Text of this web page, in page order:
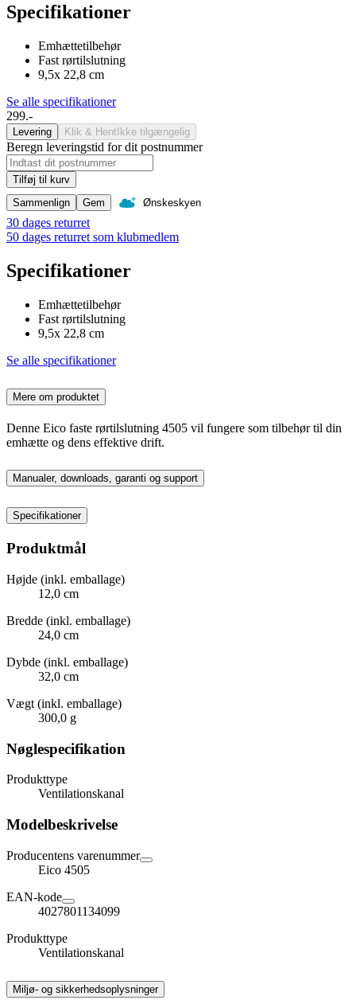
Specifikationer
Emhættetilbehør
Fast rørtilslutning
9,5x 22,8 cm
Se alle specifikationer
299.-
Levering Klik & Hent Ikke tilgængelig
Beregn leveringstid for dit postnummer
Tilføj til kurv
Sammenlign
Gem Ønskeskyen
30 dages returret
50 dages returret som klubmedlem
Specifikationer
Emhættetilbehør
Fast rørtilslutning
9,5x 22,8 cm
Se alle specifikationer
Mere om produktet
Denne Eico faste rørtilslutning 4505 vil fungere som tilbehør til din
emhætte og dens effektive drift.
Manualer, downloads, garanti og support
Specifikationer
Produktmål
Højde (inkl. emballage)
12,0 cm
Bredde (inkl. emballage)
24,0 cm
Dybde (inkl. emballage)
32,0 cm
Vægt (inkl. emballage)
300,0 g
Nøglespecifikation
Produkttype
Ventilationskanal
Modelbeskrivelse
Producentens varenummer
Eico 4505
EAN-kode
4027801134099
Produkttype
Ventilationskanal
Miljø- og sikkerhedsoplysninger